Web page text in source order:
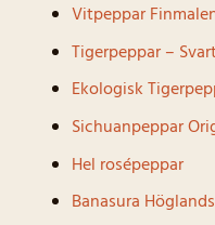
Vitpeppar
Tigerpeppar –
Ekologisk
Sichuanpeppar
Hel rosépeppar
Banasura